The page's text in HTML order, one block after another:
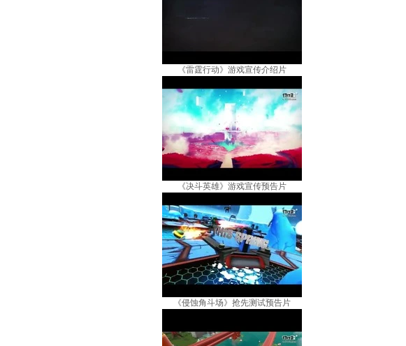
《雷霆行动》游戏宣传介绍片
《决斗英雄》游戏宣传预告片
《侵蚀角斗场》抢先测试预告片